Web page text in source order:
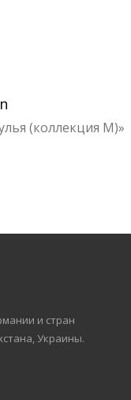
(коллекция М)»
и стран
Украины.